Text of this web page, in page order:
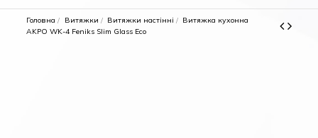
Головна Витяжки Витяжки настінні
Витяжка кухонна
AKPO WK-4 Feniks Slim Glass Eco